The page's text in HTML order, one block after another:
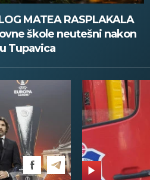
MATEA RASPLAKALA
škole neutešni nakon
Tupavica